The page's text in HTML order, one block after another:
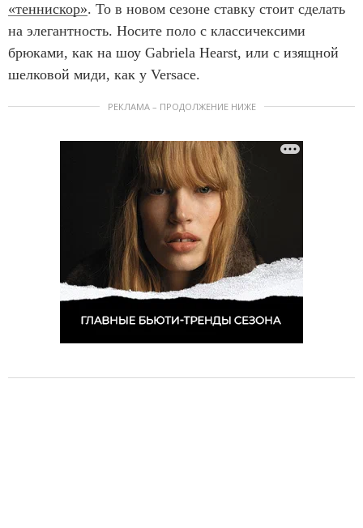
«теннискор». То в новом сезоне ставку стоит сделать
на элегантность. Носите поло с классичексими
брюками, как на шоу Gabriela Hearst, или с изящной
шелковой миди, как у Versace.
РЕКЛАМА – ПРОДОЛЖЕНИЕ НИЖЕ